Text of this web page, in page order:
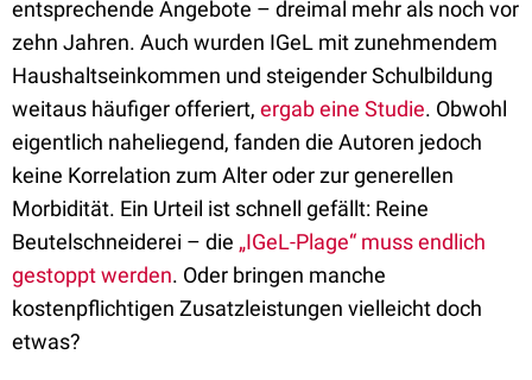
entsprechende Angebote – dreimal mehr als noch vor
zehn Jahren. Auch wurden IGeL mit zunehmendem
Haushaltseinkommen und steigender Schulbildung
weitaus häufiger offeriert, ergab eine Studie. Obwohl
eigentlich naheliegend, fanden die Autoren jedoch
keine Korrelation zum Alter oder zur generellen
Morbidität. Ein Urteil ist schnell gefällt: Reine
Beutelschneiderei – die „IGeL-Plage“ muss endlich
gestoppt werden. Oder bringen manche
kostenpflichtigen Zusatzleistungen vielleicht doch
etwas?